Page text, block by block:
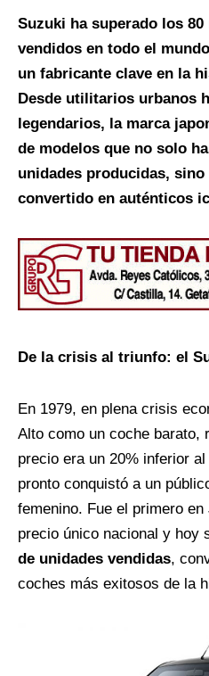
Suzuki ha superado los
vendidos en todo el
un fabricante clave en la
Desde utilitarios urbanos
legendarios, la marca
de modelos que no solo
unidades producidas,
convertido en auténticos
De la crisis al triunfo: el
En 1979, en plena crisis
Alto como un coche barato,
precio era un 20% inferior
pronto conquistó a un
femenino. Fue el primero
precio único nacional y hoy
de unidades vendidas,
coches más exitosos de la